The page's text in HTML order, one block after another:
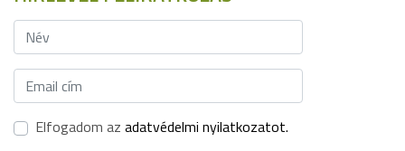
Elfogadom az adatvédelmi nyilatkozatot.